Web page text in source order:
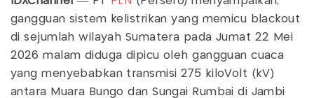
gangguan sistem kelistrikan yang memicu blackout
di sejumlah wilayah Sumatera pada Jumat 22 Mei
2026 malam diduga dipicu oleh gangguan cuaca
yang menyebabkan transmisi 275 kiloVolt (kV)
antara Muara Bungo dan Sungai Rumbai di Jambi